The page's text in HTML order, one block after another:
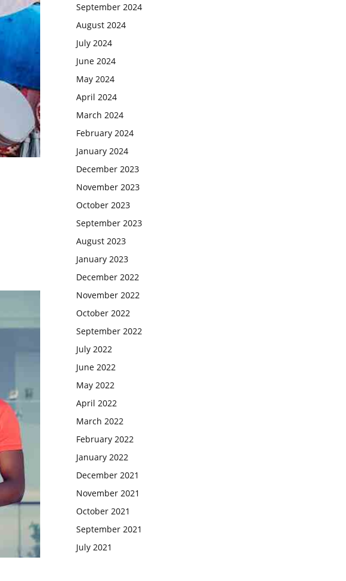
September 2024
August 2024
July 2024
June 2024
May 2024
April 2024
March 2024
February 2024
January 2024
December 2023
November 2023
October 2023
September 2023
August 2023
January 2023
December 2022
November 2022
October 2022
September 2022
July 2022
June 2022
May 2022
April 2022
March 2022
February 2022
January 2022
December 2021
November 2021
October 2021
September 2021
July 2021